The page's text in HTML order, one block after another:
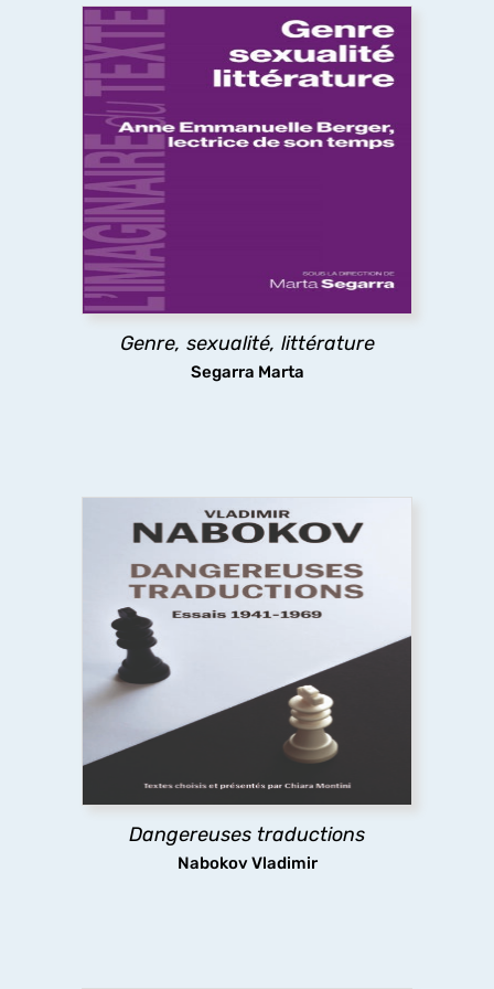
Genre, sexualité, littérature
Segarra Marta
Genre, sexualité, littérature
Théories féministes et queers, psychanalyse,
déconstruction, question décoloniale, politiques
de la traduction, pédagogies féministes. Les
essais ici réunis montrent comment, selon les
mots de Anne Emmanuelle Berger, « ce que la
littérature fait au genre, c'est défaire son ordre,
attenter à son unité et sa souveraineté ».
découvrir
Dangereuses traductions
Nabokov Vladimir
Dangereuses traductions
À partir de textes pour la plupart inédits en
français, cet ouvrage présente la pensée et les
pratiques de la traduction de Nabokov, leur
évolution dans le temps jusqu’à la défense
radicale du littéralisme, une position extrême et
dérangeante.
découvrir